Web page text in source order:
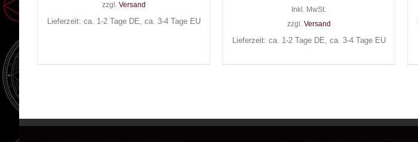
zzgl. Versand
Lieferzeit: ca. 1-2 Tage DE, ca. 3-4 Tage EU
Inkl. MwSt.
zzgl. Versand
Lieferzeit: ca. 1-2 Tage DE, ca. 3-4 Tage EU